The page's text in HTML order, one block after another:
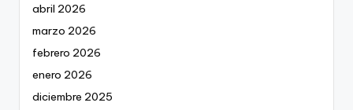
abril 2026
marzo 2026
febrero 2026
enero 2026
diciembre 2025